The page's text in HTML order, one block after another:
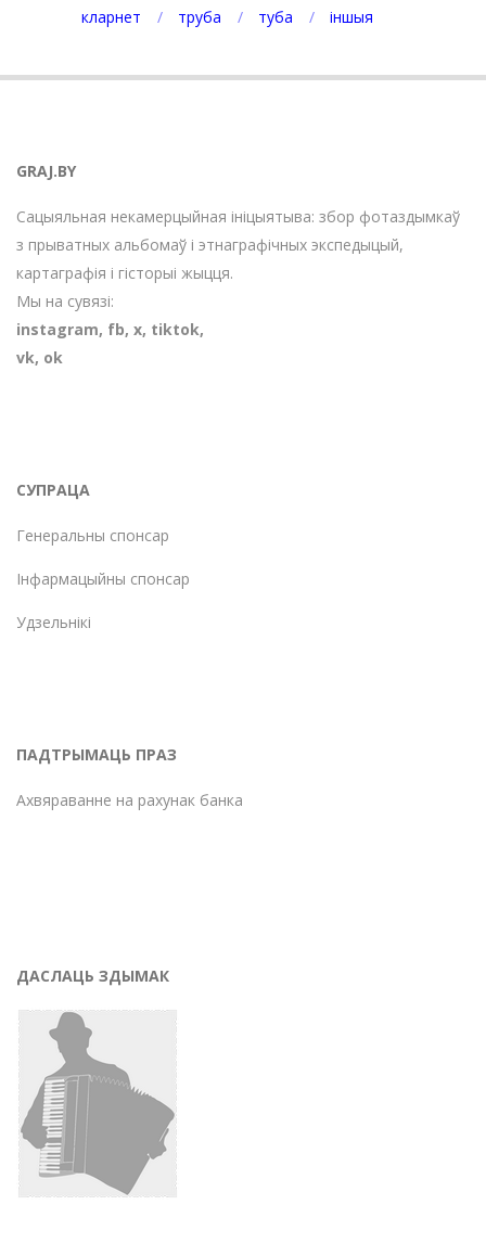
кларнет
труба туба іншыя
GRAJ.BY
Сацыяльная некамерцыйная ініцыятыва: збор фотаздымкаў
з прыватных альбомаў і этнаграфічных экспедыцый,
картаграфія і гісторыі жыцця.
Мы на сувязі:
instagram, fb, х, tiktok,
vk, ok
СУПРАЦА
Генеральны спонсар
Інфармацыйны спонсар
Удзельнікі
ПАДТРЫМАЦЬ ПРАЗ
Ахвяраванне на рахунак банка
ДАСЛАЦЬ ЗДЫМАК